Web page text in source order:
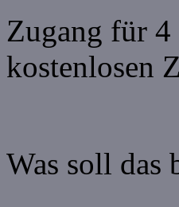
Zugang für 4
kostenlosen
Was soll das